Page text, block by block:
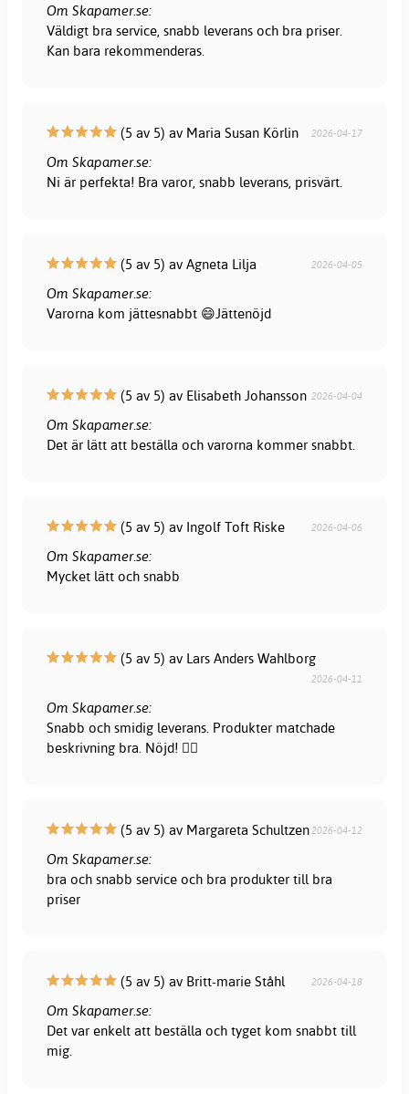
Om Skapamer.se:
Väldigt bra service, snabb leverans och bra priser.
Kan bara rekommenderas.
(5 av 5) av Maria Susan Körlin 2026-04-17
Om Skapamer.se:
Ni är perfekta! Bra varor, snabb leverans, prisvärt.
(5 av 5) av Agneta Lilja 2026-04-05
Om Skapamer.se:
Varorna kom jättesnabbt 😄Jättenöjd
(5 av 5) av Elisabeth Johansson 2026-04-04
Om Skapamer.se:
Det är lätt att beställa och varorna kommer snabbt.
(5 av 5) av Ingolf Toft Riske 2026-04-06
Om Skapamer.se:
Mycket lätt och snabb
(5 av 5) av Lars Anders Wahlborg
2026-04-11
Om Skapamer.se:
Snabb och smidig leverans. Produkter matchade
beskrivning bra. Nöjd! 👍🏻
(5 av 5) av Margareta Schultzen2026-04-12
Om Skapamer.se:
bra och snabb service och bra produkter till bra
priser
(5 av 5) av Britt-marie Ståhl 2026-04-18
Om Skapamer.se:
Det var enkelt att beställa och tyget kom snabbt till
mig.